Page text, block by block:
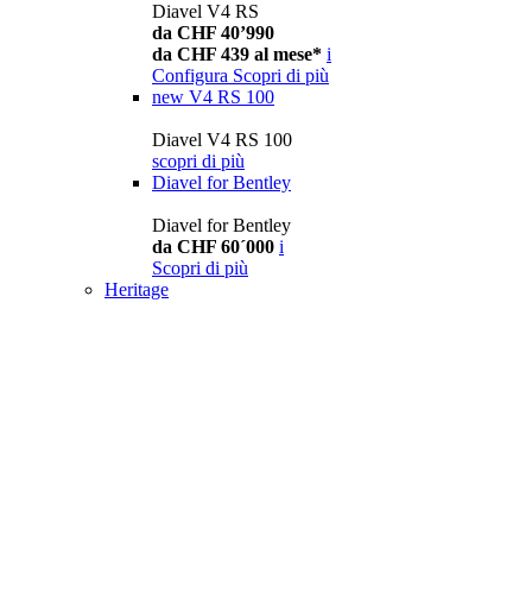
Diavel V4 RS
da CHF 40’990
da CHF 439 al mese* i
Configura Scopri di più
new V4 RS 100
Diavel V4 RS 100
scopri di più
Diavel for Bentley
Diavel for Bentley
da CHF 60´000 i
Scopri di più
Heritage